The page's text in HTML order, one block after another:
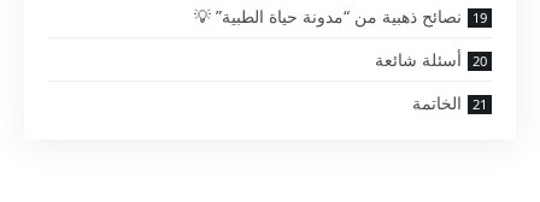
نصائح ذهبية من “مدونة حياة الطبية” 💡
أسئلة شائعة
الخاتمة